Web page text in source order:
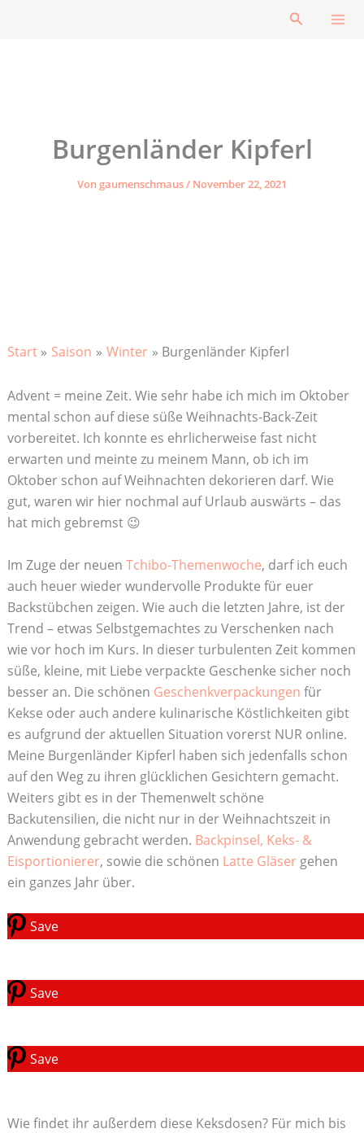
Suchen
Burgenländer Kipferl
Vongaumenschmaus/ November 22, 2021
Start Saison Winter Burgenländer Kipferl
Advent = meine Zeit. Wie sehr habe ich mich im Oktober
mental schon auf diese süße Weihnachts-Back-Zeit
vorbereitet. Ich konnte es ehrlicherweise fast nicht
erwarten und meinte zu meinem Mann, ob ich im
Oktober schon auf Weihnachten dekorieren darf. Wie
gut, waren wir hier nochmal auf Urlaub auswärts – das
hat mich gebremst 😉
Im Zuge der neuen Tchibo-Themenwoche, darf ich euch
auch heuer wieder wundervolle Produkte für euer
Backstübchen zeigen. Wie auch die letzten Jahre, ist der
Trend – etwas Selbstgemachtes zu Verschenken nach
wie vor hoch im Kurs. In dieser turbulenten Zeit kommen
süße, kleine, mit Liebe verpackte Geschenke sicher noch
besser an. Die schönen Geschenkverpackungen für
Kekse oder auch andere kulinarische Köstlichkeiten gibt
es aufgrund der aktuellen Situation vorerst NUR online.
Meine Burgenländer Kipferl haben sich jedenfalls schon
auf den Weg zu ihren glücklichen Gesichtern gemacht.
Weiters gibt es in der Themenwelt schöne
Backutensilien, die nicht nur in der Weihnachtszeit in
Anwendung gebracht werden. Backpinsel, Keks- &
Eisportionierer, sowie die schönen Latte Gläsergehen
ein ganzes Jahr über.
Save
Save
Save
Wie findet ihr außerdem diese Keksdosen? Für mich bis